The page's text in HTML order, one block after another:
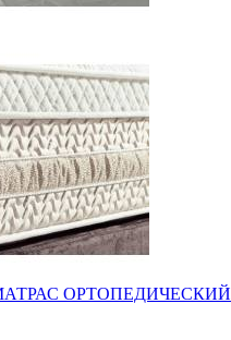
ОРТОПЕДИЧЕСКИЙ